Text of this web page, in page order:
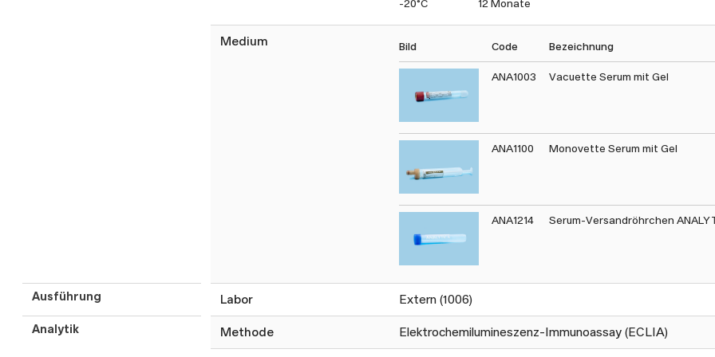
-20°C 12 Monate
Medium Bild Code Bezeichnung
ANA1003 Vacuette Serum mit Gel
ANA1100 Monovette Serum mit Gel
ANA1214 Serum-Versandröhrchen
Ausführung Labor Extern (1006)
Analytik Methode Elektrochemilumineszenz-Immunoassay (ECLIA)